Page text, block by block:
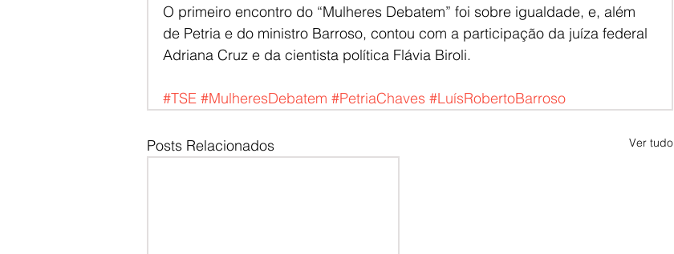
O primeiro encontro do “Mulheres Debatem” foi sobre igualdade, e, além
de Petria e do ministro Barroso, contou com a participação da juíza federal
Adriana Cruz e da cientista política Flávia Biroli.
#TSE #MulheresDebatem #PetriaChaves #LuísRobertoBarroso
Posts Relacionados Ver tudo